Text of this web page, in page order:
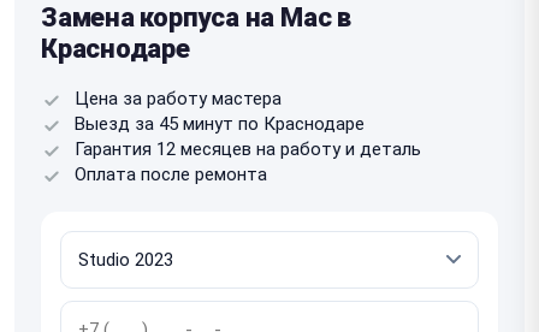
Замена корпуса на Mac в
Краснодаре
Цена за работу мастера
Выезд за 45 минут по Краснодаре
Гарантия 12 месяцев на работу и деталь
Оплата после ремонта